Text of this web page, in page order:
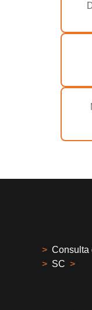
> Consulta
> SC >